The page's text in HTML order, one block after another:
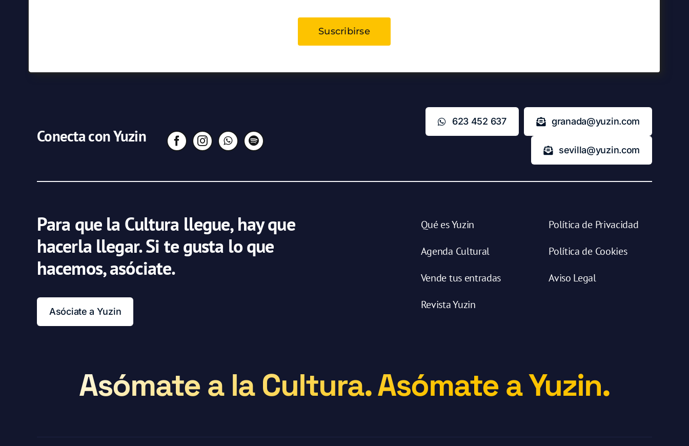
Suscribirse
Conecta con Yuzin
623 452 637 granada@yuzin.com
sevilla@yuzin.com
Para que la Cultura llegue, hay que
hacerla llegar. Si te gusta lo que
hacemos, asóciate.
Asóciate a Yuzin
Qué es Yuzin
Agenda Cultural
Vende tus entradas
Revista Yuzin
Política de Privacidad
Política de Cookies
Aviso Legal
Asómate a la Cultura. Asómate a Yuzin.